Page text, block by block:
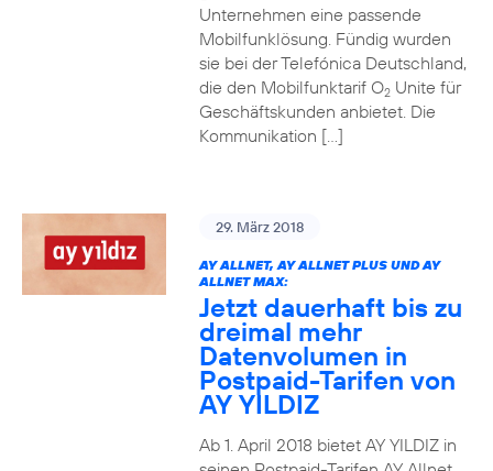
Unternehmen eine passende
Mobilfunklösung. Fündig wurden
sie bei der Telefónica Deutschland,
die den Mobilfunktarif O2Unite für
Geschäftskunden anbietet. Die
Kommunikation […]
29. März 2018
AY ALLNET, AY ALLNET PLUS UND AY
ALLNET MAX:
Jetzt dauerhaft bis zu
dreimal mehr
Datenvolumen in
Postpaid-Tarifen von
AY YILDIZ
Ab 1. April 2018 bietet AY YILDIZ in